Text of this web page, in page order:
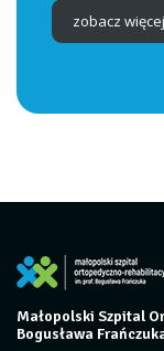
zobacz więcej
Małopolski Szpital
Bogusława